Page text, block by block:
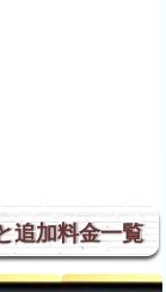
追加料金一覧